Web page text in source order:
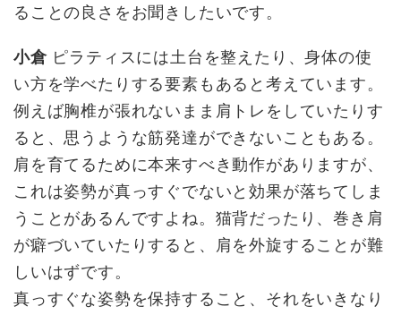
ることの良さをお聞きしたいです。
小倉ピラティスには土台を整えたり、身体の使
い方を学べたりする要素もあると考えています。
例えば胸椎が張れないまま肩トレをしていたりす
ると、思うような筋発達ができないこともある。
肩を育てるために本来すべき動作がありますが、
これは姿勢が真っすぐでないと効果が落ちてしま
うことがあるんですよね。猫背だったり、巻き肩
が癖づいていたりすると、肩を外旋することが難
しいはずです。
真っすぐな姿勢を保持すること、それをいきなり